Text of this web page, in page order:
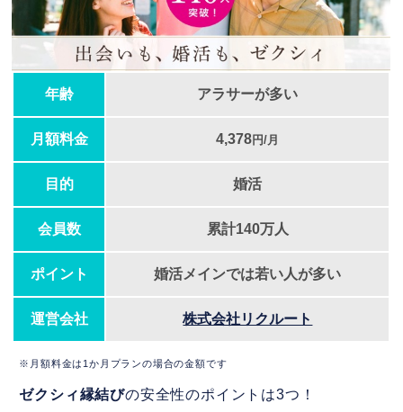
年齢 アラサーが多い
月額料金 4,378円/月
目的 婚活
会員数 累計140万人
ポイント 婚活メインでは若い人が多い
運営会社 株式会社リクルート
※月額料金は1か月プランの場合の金額です
ゼクシィ縁結びの安全性のポイントは3つ！